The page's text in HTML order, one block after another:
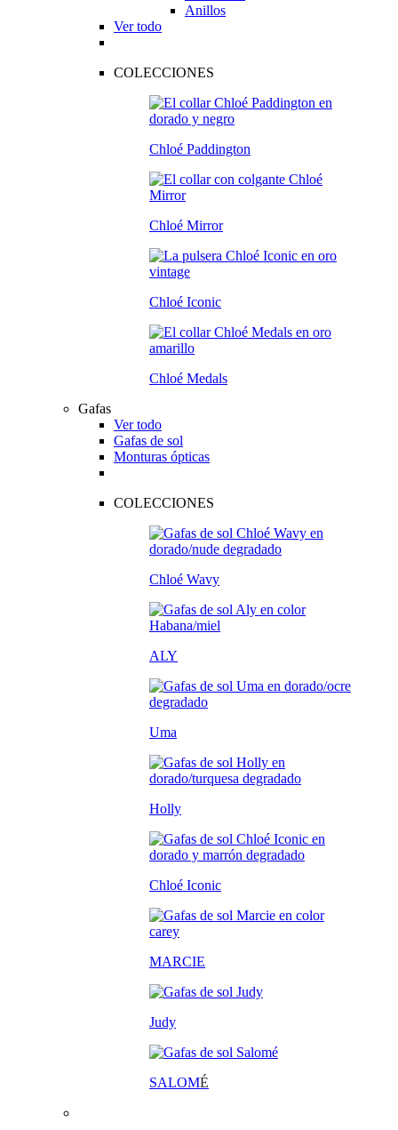
Anillos
Ver todo
COLECCIONES
Chloé Paddington
Chloé Mirror
Chloé Iconic
Chloé Medals
Gafas
Ver todo
Gafas de sol
Monturas ópticas
COLECCIONES
Chloé Wavy
ALY
Uma
Holly
Chloé Iconic
MARCIE
Judy
SALOMÉ